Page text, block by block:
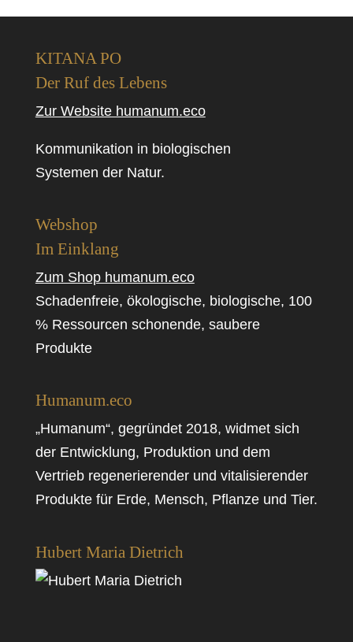
KITANA PO
Der Ruf des Lebens
Zur Website humanum.eco
Kommunikation in biologischen
Systemen der Natur.
Webshop
Im Einklang
Zum Shop humanum.eco
Schadenfreie, ökologische, biologische, 100
% Ressourcen schonende, saubere
Produkte
Humanum.eco
„Humanum“, gegründet 2018, widmet sich
der Entwicklung, Produktion und dem
Vertrieb regenerierender und vitalisierender
Produkte für Erde, Mensch, Pflanze und Tier.
Hubert Maria Dietrich